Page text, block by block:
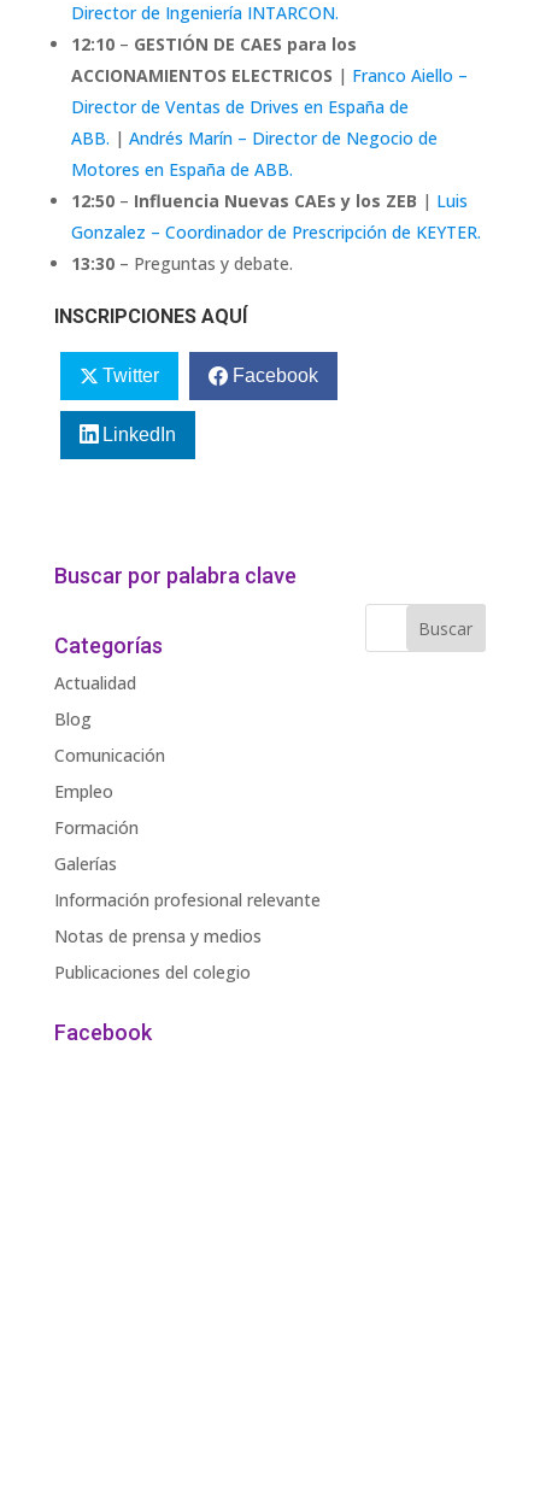
Director de Ingeniería INTARCON.
12:10– GESTIÓN DE CAES para los
ACCIONAMIENTOS ELECTRICOS | Franco Aiello –
Director de Ventas de Drives en España de
ABB. | Andrés Marín – Director de Negocio de
Motores en España de ABB.
12:50– Influencia Nuevas CAEs y los ZEB | Luis
Gonzalez – Coordinador de Prescripción de KEYTER.
13:30– Preguntas y debate.
INSCRIPCIONES AQUÍ
Twitter Facebook
LinkedIn
Buscar por palabra clave
Categorías
Actualidad
Blog
Comunicación
Empleo
Formación
Galerías
Información profesional relevante
Notas de prensa y medios
Publicaciones del colegio
Facebook